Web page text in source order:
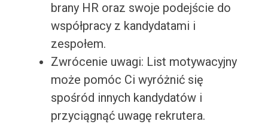
brany HR oraz swoje podejście do
współpracy z kandydatami i
zespołem.
Zwrócenie uwagi: List motywacyjny
może pomóc Ci wyróżnić się
spośród innych kandydatów i
przyciągnąć uwagę rekrutera.